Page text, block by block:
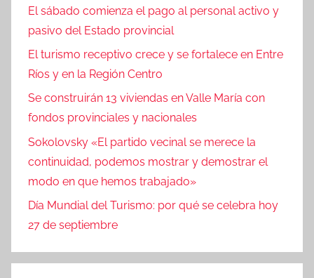
El sábado comienza el pago al personal activo y
pasivo del Estado provincial
El turismo receptivo crece y se fortalece en Entre
Ríos y en la Región Centro
Se construirán 13 viviendas en Valle María con
fondos provinciales y nacionales
Sokolovsky «El partido vecinal se merece la
continuidad, podemos mostrar y demostrar el
modo en que hemos trabajado»
Día Mundial del Turismo: por qué se celebra hoy
27 de septiembre